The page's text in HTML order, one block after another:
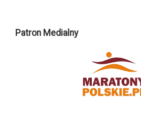
Patron Medialny